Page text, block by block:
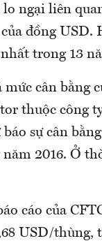
ngại liên
đồng USD.
trong 13
cân bằng
thuộc công
sự cân
2016. Ở
cáo của
USD/thùng,